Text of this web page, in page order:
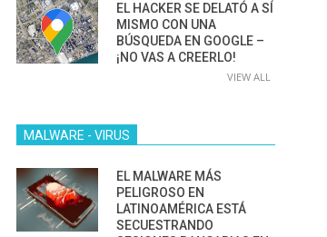
EL HACKER SE DELATÓ A SÍ
MISMO CON UNA
BÚSQUEDA EN GOOGLE –
¡NO VAS A CREERLO!
VIEW ALL
MALWARE - VIRUS
EL MALWARE MÁS
PELIGROSO EN
LATINOAMÉRICA ESTÁ
SECUESTRANDO